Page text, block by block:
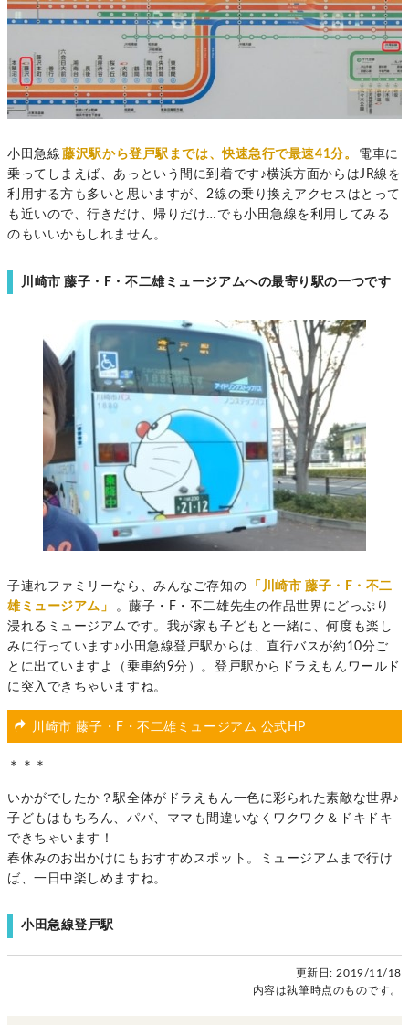
小田急線 藤沢駅から登戸駅までは、快速急行で最速41分。
電車に
乗ってしまえば、あっという間に到着です♪横浜方面からはJR線を
利用する方も多いと思いますが、2線の乗り換えアクセスはとって
も近いので、行きだけ、帰りだけ…でも小田急線を利用してみる
のもいいかもしれません。
川崎市 藤子・F・不二雄ミュージアムへの最寄り駅の一つです
子連れファミリーなら、みんなご存知の
「川崎市 藤子・F・不二
雄ミュージアム」
。藤子・F・不二雄先生の作品世界にどっぷり
浸れるミュージアムです。我が家も子どもと一緒に、何度も楽し
みに行っています♪小田急線登戸駅からは、直行バスが約10分ご
とに出ていますよ（乗車約9分）。登戸駅からドラえもんワールド
に突入できちゃいますね。
川崎市 藤子・F・不二雄ミュージアム 公式HP
＊＊＊
いかがでしたか？駅全体がドラえもん一色に彩られた素敵な世界♪
子どもはもちろん、パパ、ママも間違いなくワクワク＆ドキドキ
できちゃいます！
春休みのお出かけにもおすすめスポット。ミュージアムまで行け
ば、一日中楽しめますね。
小田急線登戸駅
更新日: 2019/11/18
内容は執筆時点のものです。